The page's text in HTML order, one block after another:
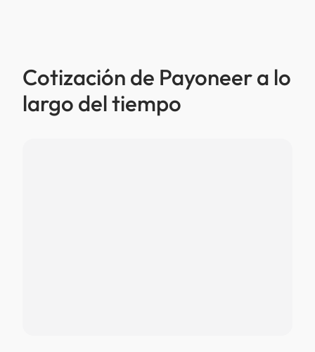
Cotización de Payoneer a lo
largo del tiempo